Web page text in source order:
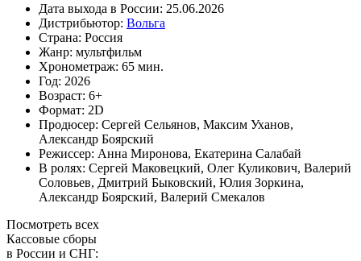
Дата выхода в России: 25.06.2026
Дистрибьютор: Вольга
Страна: Россия
Жанр: мультфильм
Хронометраж: 65 мин.
Год: 2026
Возраст: 6+
Формат: 2D
Продюсер: Сергей Сельянов, Максим Уханов,
Александр Боярский
Режиссер: Анна Миронова, Екатерина Салабай
В ролях: Сергей Маковецкий, Олег Куликович, Валерий
Соловьев, Дмитрий Быковский, Юлия Зоркина,
Александр Боярский, Валерий Смекалов
Посмотреть всех
Кассовые сборы
в России и СНГ: